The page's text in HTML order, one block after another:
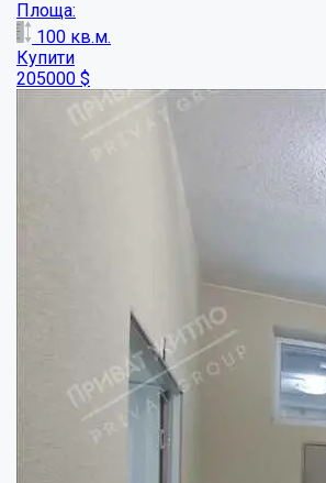
Просторий будинок в Нижніх Млинах...
Кімнат:
4
Площа:
250 кв.м.